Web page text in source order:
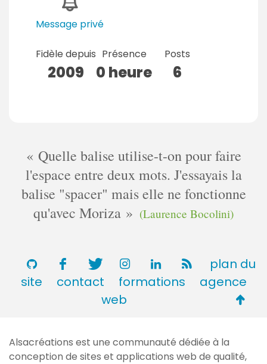
Message privé
Fidèle depuis
2009
Présence
0 heure
Posts
6
Quelle balise utilise-t-on pour faire
l'espace entre deux mots. J'essayais la
balise "spacer" mais elle ne fonctionne
qu'avec Moriza
(Laurence Bocolini)
plan du
site
contact formations
agence
web
de
Alsacréations est une communauté dédiée à la
conception de sites et applications web de qualité,